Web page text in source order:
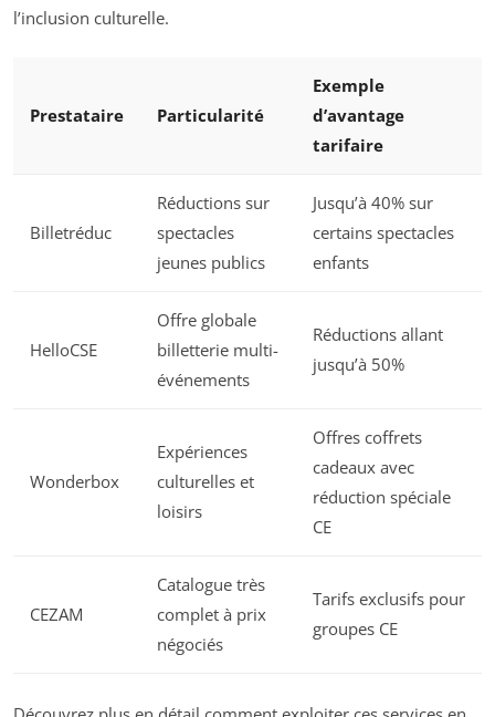
l’inclusion culturelle.
Prestataire Particularité
Exemple
d’avantage
tarifaire
Billetréduc
Réductions sur
spectacles
jeunes publics
Jusqu’à 40% sur
certains spectacles
enfants
HelloCSE
Offre globale
billetterie multi-
événements
Réductions allant
jusqu’à 50%
Wonderbox
Expériences
culturelles et
loisirs
Offres coffrets
cadeaux avec
réduction spéciale
CE
CEZAM
Catalogue très
complet à prix
négociés
Tarifs exclusifs pour
groupes CE